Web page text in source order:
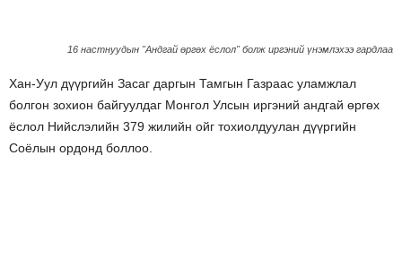
16 настнуудын "Андгай өргөх ёслол" болж иргэний үнэмлэхээ гардлаа
Хан-Уул дүүргийн Засаг даргын Тамгын Газраас уламжлал
болгон зохион байгуулдаг Монгол Улсын иргэний андгай өргөх
ёслол Нийслэлийн 379 жилийн ойг тохиолдуулан дүүргийн
Соёлын ордонд боллоо.